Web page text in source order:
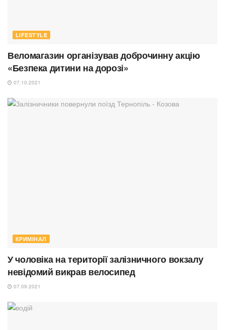
LIFESTYLE
Веломагазин організував доброчинну акцію
«Безпека дитини на дорозі»
07.10.2021
КРИМІНАЛ
У чоловіка на території залізничного вокзалу
невідомий викрав велосипед
07.09.2021